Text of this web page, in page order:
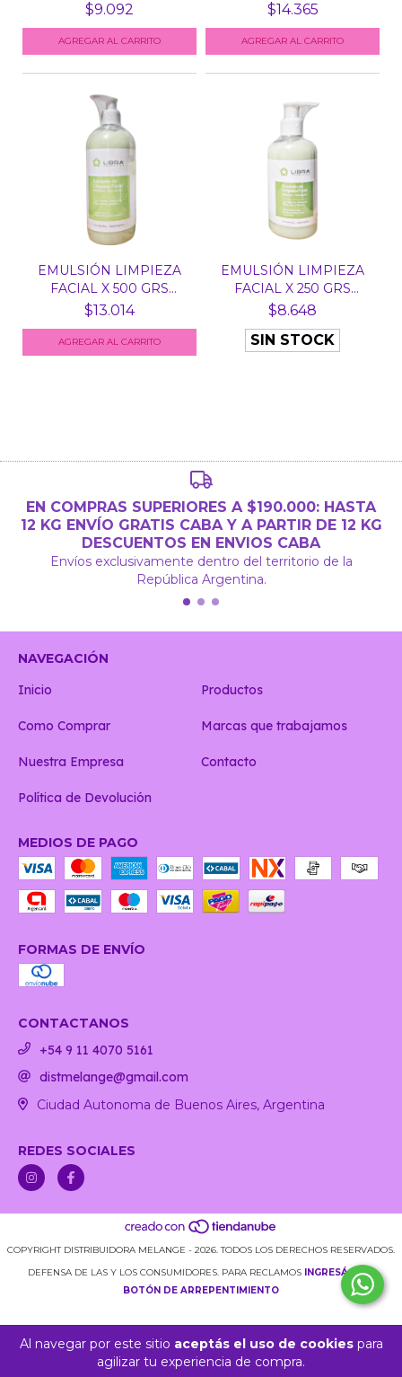
Al navegar por este sitio aceptás el uso de cookiespara
agilizar tu experiencia de compra.
$9.092 $14.365
EMULSIÓN LIMPIEZA
FACIAL X 500 GRS
REFRE...
$13.014
EMULSIÓN LIMPIEZA
FACIAL X 250 GRS
REFRE...
$8.648
SIN STOCK
EN COMPRAS SUPERIORES A $190.000: HASTA
12 KG ENVÍO GRATIS CABA Y A PARTIR DE 12 KG
DESCUENTOS EN ENVIOS CABA
Envíos exclusivamente dentro del territorio de la
República Argentina.
NAVEGACIÓN
Inicio
Productos
Como Comprar Marcas que trabajamos
Nuestra Empresa Contacto
Política de Devolución
MEDIOS DE PAGO
FORMAS DE ENVÍO
CONTACTANOS
+54 9 11 4070 5161
distmelange@gmail.com
Ciudad Autonoma de Buenos Aires, Argentina
REDES SOCIALES
COPYRIGHT DISTRIBUIDORA MELANGE - 2026. TODOS LOS DERECHOS RESERVADOS.
DEFENSA DE LAS Y LOS CONSUMIDORES. PARA RECLAMOS
INGRESÁ ACÁ.
BOTÓN DE ARREPENTIMIENTO